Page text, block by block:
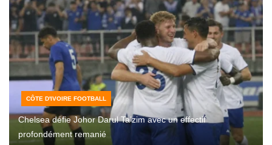
CÔTE D'IVOIRE FOOTBALL
Chelsea défie Johor Darul Ta’zim avec un effectif
profondément remanié